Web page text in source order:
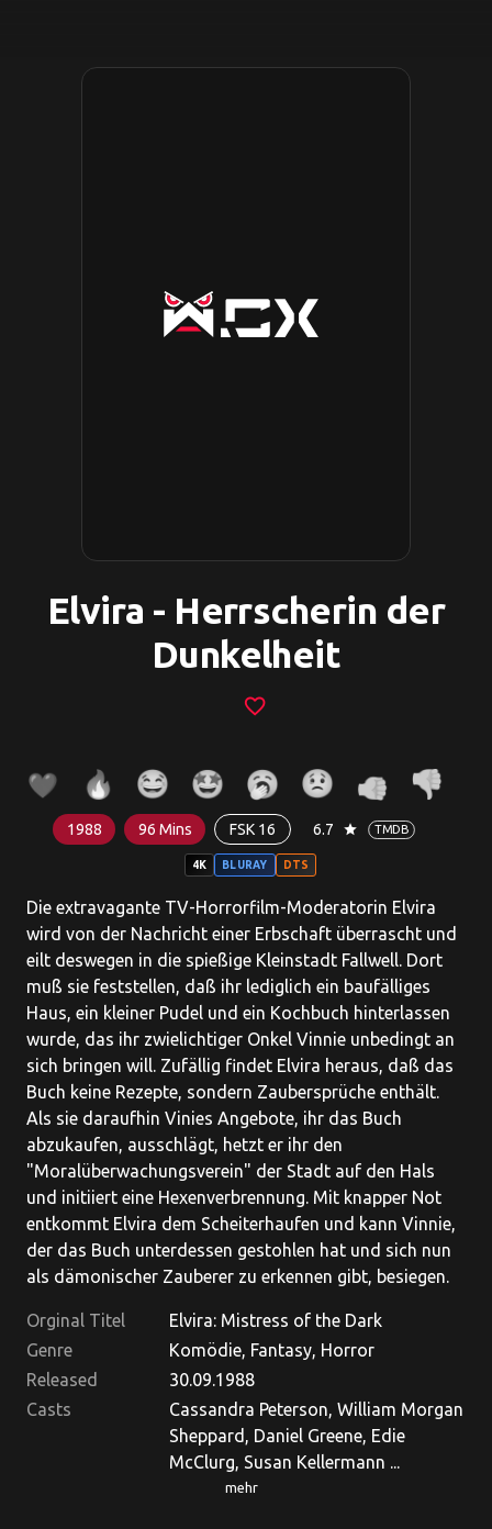
Elvira - Herrscherin der
Dunkelheit
favorite_border
1988 96 Mins FSK 16 6.7 star TMDB
4K BLURAY DTS
Die extravagante TV-Horrorfilm-Moderatorin Elvira
wird von der Nachricht einer Erbschaft überrascht und
eilt deswegen in die spießige Kleinstadt Fallwell. Dort
muß sie feststellen, daß ihr lediglich ein baufälliges
Haus, ein kleiner Pudel und ein Kochbuch hinterlassen
wurde, das ihr zwielichtiger Onkel Vinnie unbedingt an
sich bringen will. Zufällig findet Elvira heraus, daß das
Buch keine Rezepte, sondern Zaubersprüche enthält.
Als sie daraufhin Vinies Angebote, ihr das Buch
abzukaufen, ausschlägt, hetzt er ihr den
"Moralüberwachungsverein" der Stadt auf den Hals
und initiiert eine Hexenverbrennung. Mit knapper Not
entkommt Elvira dem Scheiterhaufen und kann Vinnie,
der das Buch unterdessen gestohlen hat und sich nun
als dämonischer Zauberer zu erkennen gibt, besiegen.
Orginal Titel
Elvira: Mistress of the Dark
Genre
Komödie, Fantasy, Horror
Released
30.09.1988
Casts
Cassandra Peterson, William Morgan
Sheppard, Daniel Greene, Edie
McClurg, Susan Kellermann ...
mehr